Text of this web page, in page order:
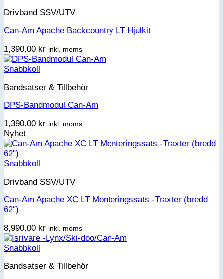
Drivband SSV/UTV
Can-Am Apache Backcountry LT Hjulkit
1,390.00 kr inkl. moms
Snabbkoll
Bandsatser & Tillbehör
DPS-Bandmodul Can-Am
1,390.00 kr inkl. moms
Nyhet
Snabbkoll
Drivband SSV/UTV
Can-Am Apache XC LT Monteringssats -Traxter (bredd
62″)
8,990.00 kr inkl. moms
Snabbkoll
Bandsatser & Tillbehör